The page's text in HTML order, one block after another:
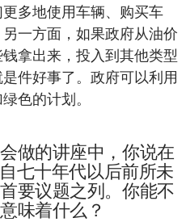
多地使用车辆、购买车
一方面，如果政府从油价
拿出来，投入到其他类型
件好事了。政府可以利用
色的计划。
做的讲座中，你说在
七十年代以后前所未
要议题之列。你能不
味着什么？